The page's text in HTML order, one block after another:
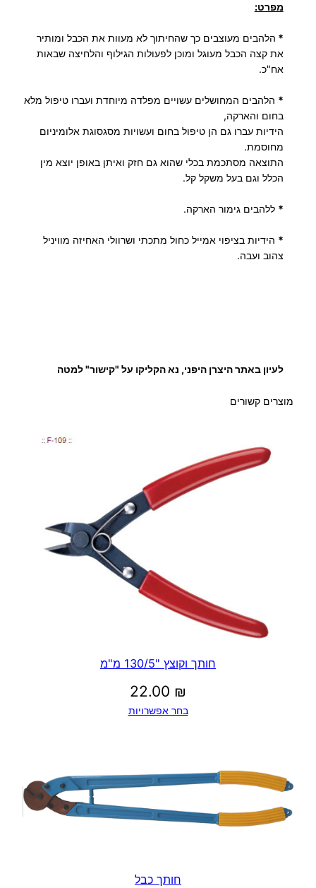
מפרט:
* הלהבים מעוצבים כך שהחיתוך לא מעוות את הכבל ומותיר
את קצה הכבל מעוגל ומוכן לפעולות הגילוף והלחיצה שבאות
אח"כ.
* הלהבים המחושלים עשויים מפלדה מיוחדת ועברו טיפול מלא
בחום והארקה,
הידיות עברו גם הן טיפול בחום ועשויות מסגסוגת אלומיניום
מחוסמת.
התוצאה מסתכמת בכלי שהוא גם חזק ואיתן באופן יוצא מין
הכלל וגם בעל משקל קל.
* ללהבים גימור הארקה.
* הידיות בציפוי אמייל כחול מתכתי ושרוולי האחיזה מוויניל
צהוב ועבה.
לעיון באתר היצרן היפני, נא הקליקו על "קישור" למטה
מוצרים קשורים
חותך וקוצץ "130/5 מ"מ
22.00 ₪
בחר אפשרויות
חותך כבל